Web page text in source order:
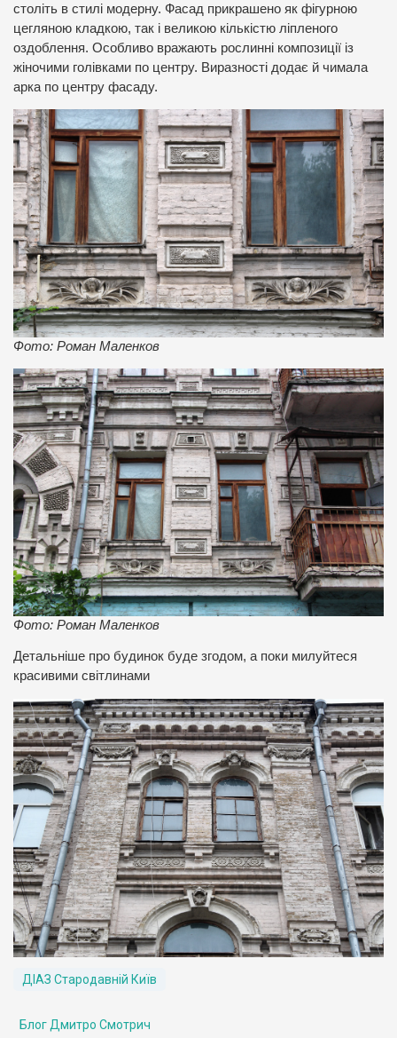
століть в стилі модерну. Фасад прикрашено як фігурною
цегляною кладкою, так і великою кількістю ліпленого
оздоблення. Особливо вражають рослинні композиції із
жіночими голівками по центру. Виразності додає й чимала
арка по центру фасаду.
Фото: Роман Маленков
Фото: Роман Маленков
Детальніше про будинок буде згодом, а поки милуйтеся
красивими світлинами
ДІАЗ Стародавній Київ
Блог Дмитро Смотрич